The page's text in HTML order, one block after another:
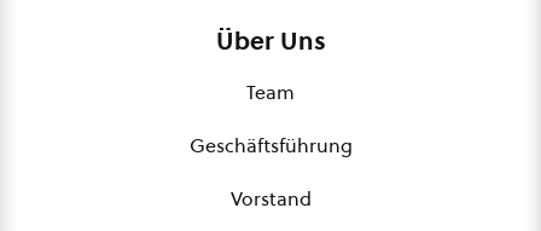
Über Uns
Team
Geschäftsführung
Vorstand